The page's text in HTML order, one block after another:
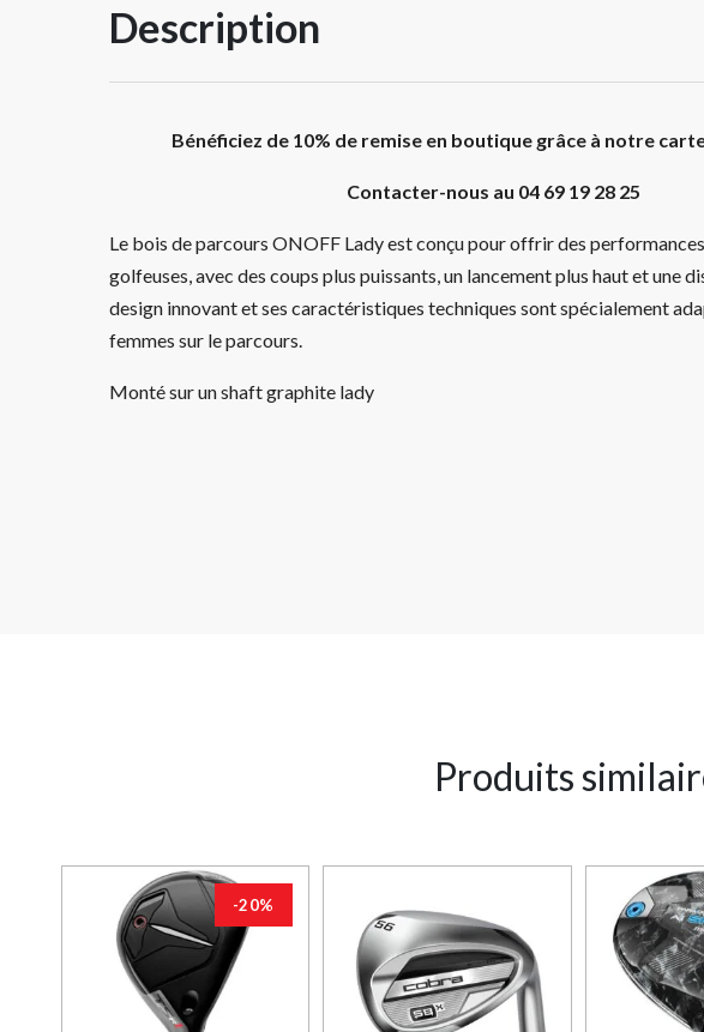
Description
Bénéficiez de 10% de remise en boutique grâce à notre
Contacter-nous au 04 69 19 28 25
Le bois de parcours ONOFF Lady est conçu pour offrir des
golfeuses, avec des coups plus puissants, un lancement plus haut et une
design innovant et ses caractéristiques techniques sont spécialement
femmes sur le parcours.
Monté sur un shaft graphite lady
Produits
-20%